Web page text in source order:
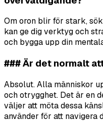
Om oron blir för stark,
kan ge dig verktyg och
och bygga upp din
### Är det normalt
Absolut. Alla människor
och otrygghet. Det är en
väljer att möta dessa
använder för att navigera